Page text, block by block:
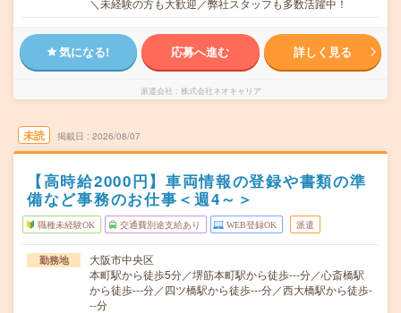
＼未経験の方も大歓迎／弊社スタッフも多数活躍中！
気になる! 応募へ進む 詳しく見る
派遣会社 株式会社ネオキャリア
未読 掲載日 2026/08/07
【高時給2000円】車両情報の登録や書類の準
備など事務のお仕事＜週4～＞
職種未経験OK 交通費別途支給あり WEB登録OK 派遣
勤務地
大阪市中央区
本町駅から徒歩5分／堺筋本町駅から徒歩---分／心斎橋駅
から徒歩---分／四ツ橋駅から徒歩---分／西大橋駅から徒歩-
--分